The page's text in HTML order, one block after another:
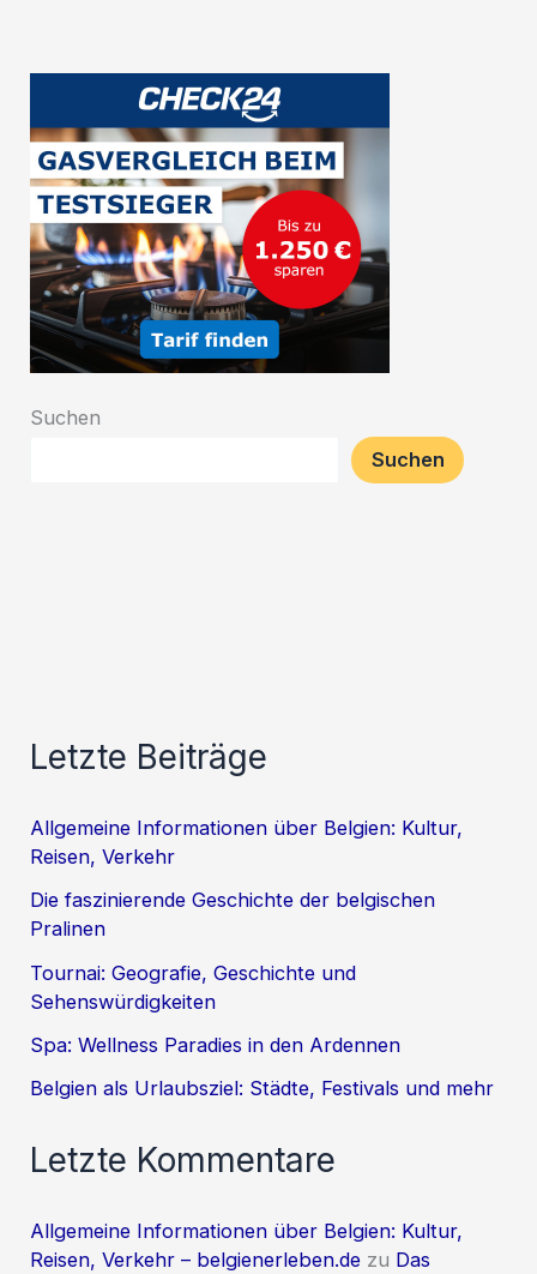
Suchen
Suchen
Letzte Beiträge
Allgemeine Informationen über Belgien: Kultur,
Reisen, Verkehr
Die faszinierende Geschichte der belgischen
Pralinen
Tournai: Geografie, Geschichte und
Sehenswürdigkeiten
Spa: Wellness Paradies in den Ardennen
Belgien als Urlaubsziel: Städte, Festivals und mehr
Letzte Kommentare
Allgemeine Informationen über Belgien: Kultur,
Reisen, Verkehr – belgienerleben.de zu Das